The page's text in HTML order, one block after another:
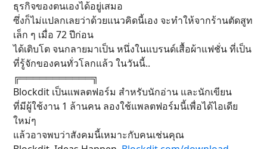
ธุรกิจของตนเองได้อยู่เสมอ
ซึ่งก็ไม่แปลกเลยว่าด้วยแนวคิดนี้เอง จะทำให้จากร้านตัดสูท
เล็ก ๆ เมื่อ 72 ปีก่อน
ได้เติบโต จนกลายมาเป็น หนึ่งในแบรนด์เสื้อผ้าแฟชั่น ที่เป็น
ที่รู้จักของคนทั่วโลกแล้ว ในวันนี้..
╔═══════════╗
Blockdit เป็นแพลตฟอร์ม สำหรับนักอ่าน และนักเขียน
ที่มีผู้ใช้งาน 1 ล้านคน ลองใช้แพลตฟอร์มนี้เพื่อได้ไอเดีย
ใหม่ๆ
แล้วอาจพบว่าสังคมนี้เหมาะกับคนเช่นคุณ